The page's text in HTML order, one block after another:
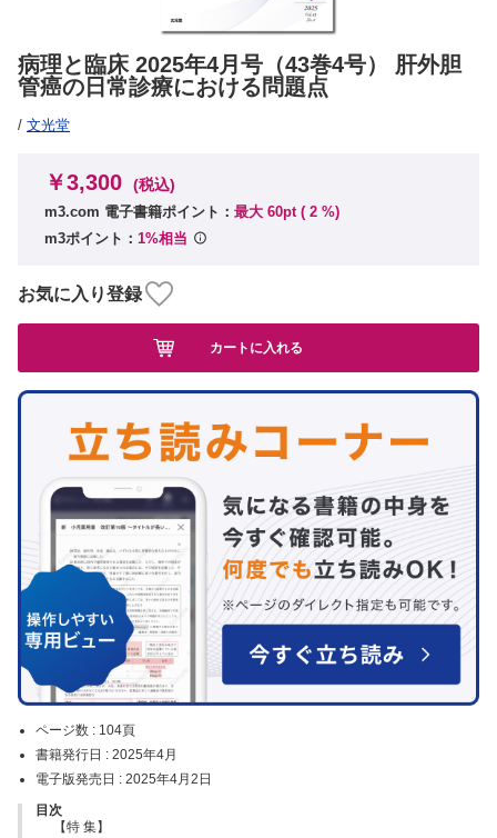
病理と臨床 2025年4月号（43巻4号） 肝外胆
管癌の日常診療における問題点
/ 文光堂
ページ数 : 104頁
書籍発行日 : 2025年4月
電子版発売日 : 2025年4月2日
目次
【特 集】
￥3,300 (税込)
m3.com 電子書籍ポイント： 最大 60pt ( 2 %)
m3ポイント： 1%相当
お気に入り登録
カートに入れる